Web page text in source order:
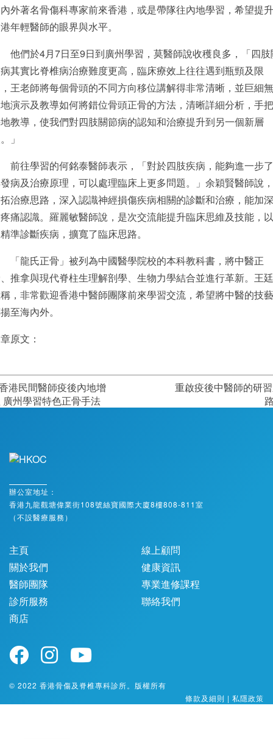
外著名骨傷科專家前來香港，或是帶隊往內地學習，希望提升
年輕醫師的眼界與水平。
於4月7日至9日到廣州學習，莫醫師說收穫良多，「四肢
其實比脊椎病治療難度更高，臨床療效上往往遇到瓶頸及限
王老師將每個骨頭的不同方向移位講解得非常清晰，並巨細無
演示及教導如何將錯位骨頭正骨的方法，清晰詳細分析，手把
教導，使我們對四肢關節病的認知和治療提升到另一個新層
」
學習的何銘泰醫師表示，「對於四肢疾病，能夠進一步了
病及治療原理，可以處理臨床上更多問題。」余穎賢醫師說，
治療思路，深入認識神經損傷疾病相關的診斷和治療，能加深
痛認識。羅麗敏醫師說，是次交流能提升臨床思維及技能，以
準診斷疾病，擴寬了臨床思路。
氏正骨」被列為中國醫學院校的本科教科書，將中醫正
推拿與現代脊柱生理解剖學、生物力學結合並進行革新。王廷
，非常歡迎香港中醫師團隊前來學習交流，希望將中醫的技藝
至海內外。
原文：
港民間醫師疫後內地增
廣州學習特色正骨手法
重啟疫後中醫師的研
辦公室地址：
香港九龍觀塘偉業街108號絲寶國際大廈8樓808-811室
（不設醫療服務）
主頁
關於我們
醫師團隊
診所服務
商店
線上顧問
健康資訊
專業進修課程
聯絡我們
© 2022 香港骨傷及脊椎專科診所。版權所有
條款及細則 | 私隱政策